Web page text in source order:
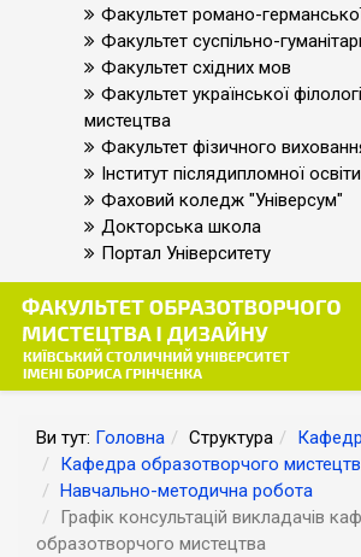
Факультет романо-германської
Факультет суспільно-
Факультет східних мов
Факультет української
мистецтва
Факультет фізичного
Інститут післядипломної освіти
Фаховий коледж "Універсум"
Докторська школа
Портал Університету
Ви тут: Головна Структура
Кафедра образотворчого
Навчально-методична робота
Графік консультацій викладачів
образотворчого мистецтва